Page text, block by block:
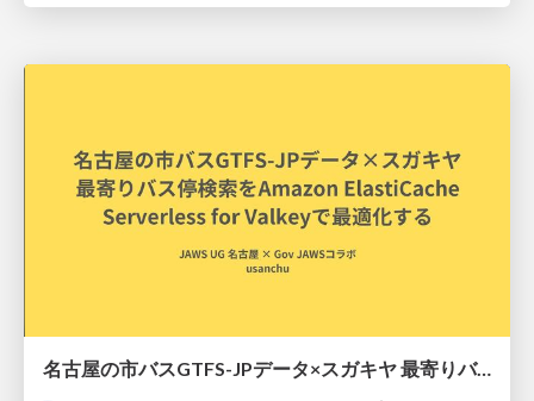
名古屋の市バスGTFS-JPデータ×スガキヤ 最寄りバス停検索をAmazon ElastiCache Serverless for Valkeyで最適化する